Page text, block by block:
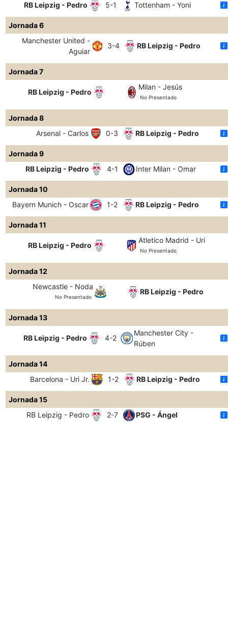
RB Leipzig - Pedro
5-1 Tottenham - Yoni
Jornada 6
Manchester United -
Aguiar
3-4 RB Leipzig - Pedro
Jornada 7
RB Leipzig - Pedro
Milan - Jesús
No Presentado
Jornada 8
Arsenal - Carlos
0-3 RB Leipzig - Pedro
Jornada 9
RB Leipzig - Pedro
4-1 Inter Milan - Omar
Jornada 10
Bayern Munich - Oscar
1-2 RB Leipzig - Pedro
Jornada 11
RB Leipzig - Pedro
Atletico Madrid - Uri
No Presentado
Jornada 12
Newcastle - Noda
No Presentado
RB Leipzig - Pedro
Jornada 13
RB Leipzig - Pedro 4-2
Manchester City -
Rúben
Jornada 14
Barcelona - Uri Jr.
1-2 RB Leipzig - Pedro
Jornada 15
RB Leipzig - Pedro
2-7 PSG - Ángel